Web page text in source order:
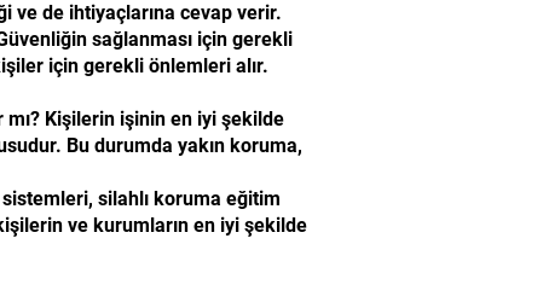
ve de ihtiyaçlarına cevap verir.
sağlanması için gerekli
için gerekli önlemleri alır.
Kişilerin işinin en iyi şekilde
Bu durumda yakın koruma,
silahlı koruma eğitim
ve kurumların en iyi şekilde